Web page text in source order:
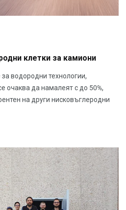
клетки за камиони
водородни технологии,
очаква да намалеят с до 50%,
на други нисковъглеродни